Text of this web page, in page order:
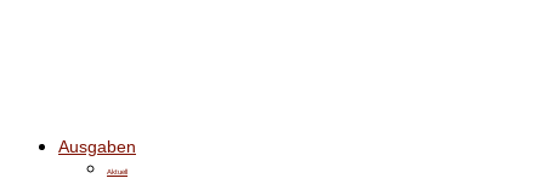
Ausgaben
Aktuell